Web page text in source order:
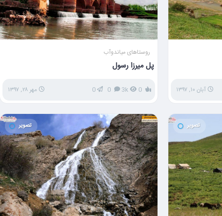
آبان ۱۰, ۱۳۹۷
روستاهای میاندوآب
پل میرزا رسول
0
3k
0
0 مهر ۲۸, ۱۳۹۷
تصویر تصویر